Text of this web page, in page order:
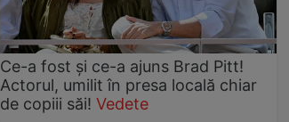
Ce-a fost și ce-a ajuns Brad Pitt!
Actorul, umilit în presa locală chiar
de copiii săi! Vedete